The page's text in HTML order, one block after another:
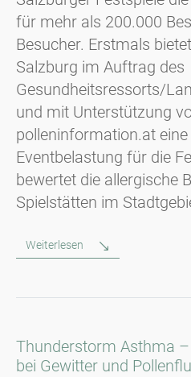
für mehr als 200.000
Besucher. Erstmals
Salzburg im Auftrag des
Gesundheitsressorts/
und mit Unterstützung
polleninformation.at eine
Eventbelastung für die
bewertet die allergische
Spielstätten im
Weiterlesen
Thunderstorm Asthma
bei Gewitter und